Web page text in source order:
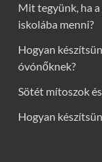
Mit tegyünk, ha
iskolába menni?
Hogyan
óvónőknek?
Sötét mítoszok
Hogyan